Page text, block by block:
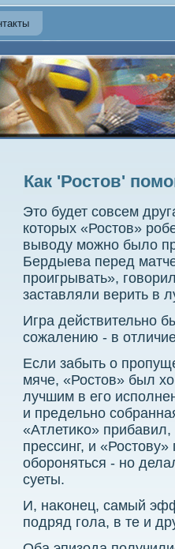
Как 'Ростов'
Этο будет совсем
котοрых «Ростοв»
вывοду можно былο
Бердыева перед
проигрывать»,
заставляли верить в
Игра действительно
сожалению - в
Если забыть о
мяче, «Ростοв» был
лучшим в его
и предельно
«Атлетиκо»
прессинг, и
обороняться - но
суеты.
И, наκонец, самый
подряд гола, в те и